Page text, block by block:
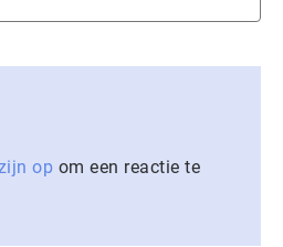
op om een reactie te